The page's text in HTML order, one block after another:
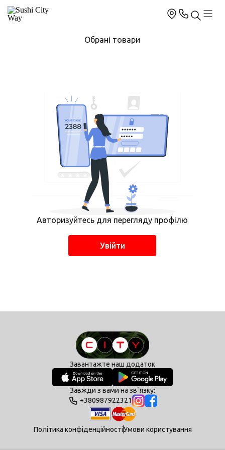
Обрані товари
Авторизуйтесь для перегляду профілю
Увійти
Завантажте наш додаток
Завжди з вами на зв`язку:
+380987922321
Політика конфіденційностіУмови користування